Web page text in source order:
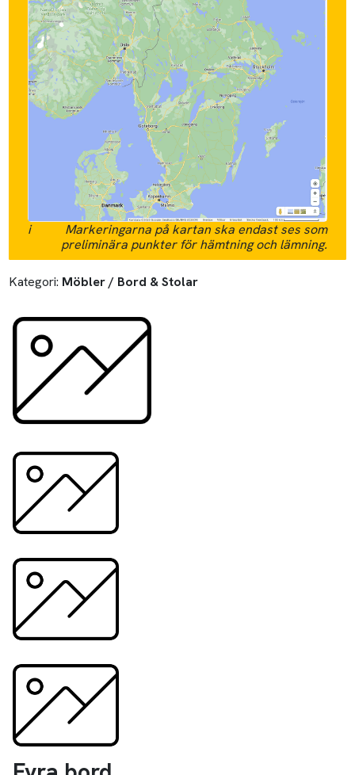
i
Markeringarna på kartan ska endast ses som
preliminära punkter för hämtning och lämning.
Kategori: Möbler / Bord & Stolar